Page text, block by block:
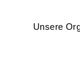
Unsere